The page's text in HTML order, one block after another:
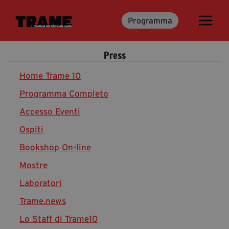
Programma
Trame.15
Libri | Trame.15
Media & Press
News & Kit
Accrediti Stampa | Trame.15
Cartella Stampa
Rassegna Stampa
Partecipa
Press
Home Trame 10
Programma Completo
Accesso Eventi
Ospiti
Bookshop On-line
Mostre
Laboratori
Trame.news
Lo Staff di Trame10